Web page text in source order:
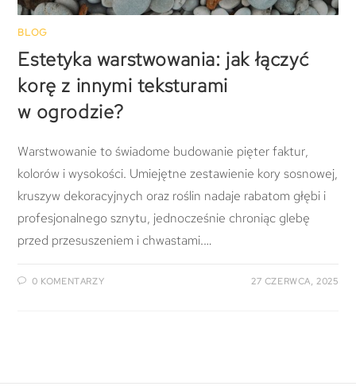
BLOG
Estetyka warstwowania: jak łączyć
korę z innymi teksturami
w ogrodzie?
Warstwowanie to świadome budowanie pięter faktur,
kolorów i wysokości. Umiejętne zestawienie kory sosnowej,
kruszyw dekoracyjnych oraz roślin nadaje rabatom głębi i
profesjonalnego sznytu, jednocześnie chroniąc glebę
przed przesuszeniem i chwastami.…
0 KOMENTARZY 27 CZERWCA, 2025